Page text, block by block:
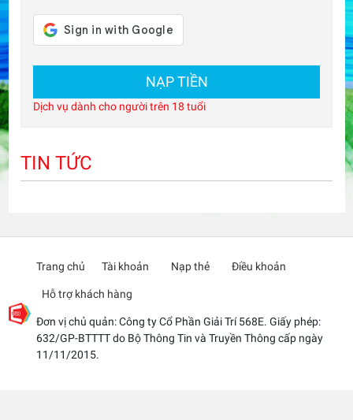
NẠP TIỀN
Dịch vụ dành cho người trên 18 tuổi
TIN TỨC
Trang chủ Tài khoản Nạp thẻ Điều khoản
Hỗ trợ khách hàng
Đơn vị chủ quản: Công ty Cổ Phần Giải Trí 568E. Giấy phép:
632/GP-BTTTT do Bộ Thông Tin và Truyền Thông cấp ngày
11/11/2015.